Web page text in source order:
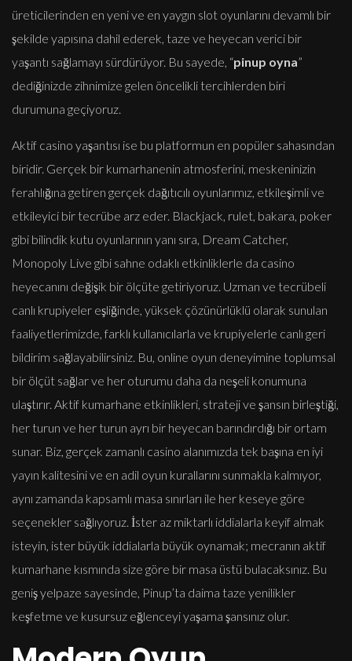
üreticilerinden en yeni ve en yaygın slot oyunlarını devamlı bir
şekilde yapısına dahil ederek, taze ve heyecan verici bir
yaşantı sağlamayı sürdürüyor. Bu sayede, “pinup oyna”
dediğinizde zihnimize gelen öncelikli tercihlerden biri
durumuna geçiyoruz.
Aktif casino yaşantısı ise bu platformun en popüler sahasından
biridir. Gerçek bir kumarhanenin atmosferini, meskeninizin
ferahlığına getiren gerçek dağıtıcılı oyunlarımız, etkileşimli ve
etkileyici bir tecrübe arz eder. Blackjack, rulet, bakara, poker
gibi bilindik kutu oyunlarının yanı sıra, Dream Catcher,
Monopoly Live gibi sahne odaklı etkinliklerle da casino
heyecanını değişik bir ölçüte getiriyoruz. Uzman ve tecrübeli
canlı krupiyeler eşliğinde, yüksek çözünürlüklü olarak sunulan
faaliyetlerimizde, farklı kullanıcılarla ve krupiyelerle canlı geri
bildirim sağlayabilirsiniz. Bu, online oyun deneyimine toplumsal
bir ölçüt sağlar ve her oturumu daha da neşeli konumuna
ulaştırır. Aktif kumarhane etkinlikleri, strateji ve şansın birleştiği,
her turun ve her turun ayrı bir heyecan barındırdığı bir ortam
sunar. Biz, gerçek zamanlı casino alanımızda tek başına en iyi
yayın kalitesini ve en adil oyun kurallarını sunmakla kalmıyor,
aynı zamanda kapsamlı masa sınırları ile her keseye göre
seçenekler sağlıyoruz. İster az miktarlı iddialarla keyif almak
isteyin, ister büyük iddialarla büyük oynamak; mecranın aktif
kumarhane kısmında size göre bir masa üstü bulacaksınız. Bu
geniş yelpaze sayesinde, Pinup’ta daima taze yenilikler
keşfetme ve kusursuz eğlenceyi yaşama şansınız olur.